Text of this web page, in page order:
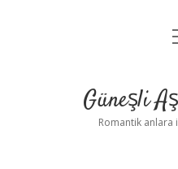
Güneşli
Romantik anlara